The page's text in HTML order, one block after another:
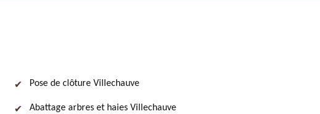
Pose de clôture Villechauve
Abattage arbres et haies Villechauve